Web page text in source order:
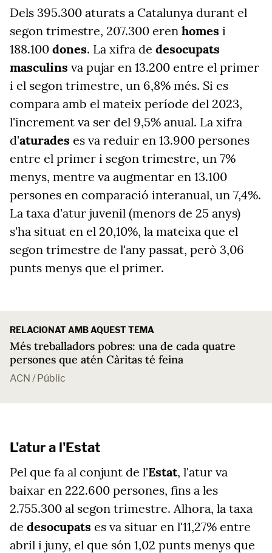
Dels 395.300 aturats a Catalunya durant el
segon trimestre, 207.300 eren homes i
188.100 dones. La xifra de desocupats
masculins va pujar en 13.200 entre el primer
i el segon trimestre, un 6,8% més. Si es
compara amb el mateix període del 2023,
l'increment va ser del 9,5% anual. La xifra
d'aturades es va reduir en 13.900 persones
entre el primer i segon trimestre, un 7%
menys, mentre va augmentar en 13.100
persones en comparació interanual, un 7,4%.
La taxa d'atur juvenil (menors de 25 anys)
s'ha situat en el 20,10%, la mateixa que el
segon trimestre de l'any passat, però 3,06
punts menys que el primer.
RELACIONAT AMB AQUEST TEMA
Més treballadors pobres: una de cada quatre
persones que atén Càritas té feina
ACN / Públic
L'atur a l'Estat
Pel que fa al conjunt de l'Estat, l'atur va
baixar en 222.600 persones, fins a les
2.755.300 al segon trimestre. Alhora, la taxa
de desocupats es va situar en l'11,27% entre
abril i juny, el que són 1,02 punts menys que